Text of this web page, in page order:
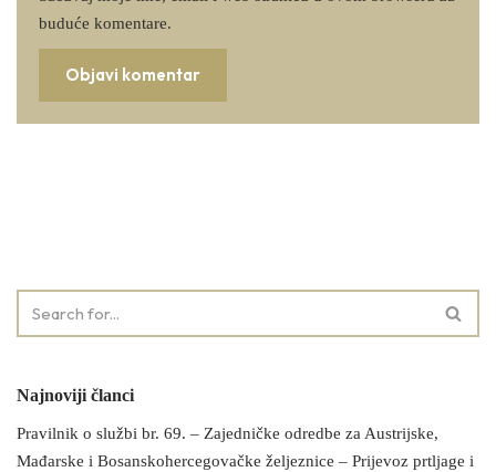
buduće komentare.
Najnoviji članci
Pravilnik o službi br. 69. – Zajedničke odredbe za Austrijske,
Mađarske i Bosanskohercegovačke željeznice – Prijevoz prtljage i